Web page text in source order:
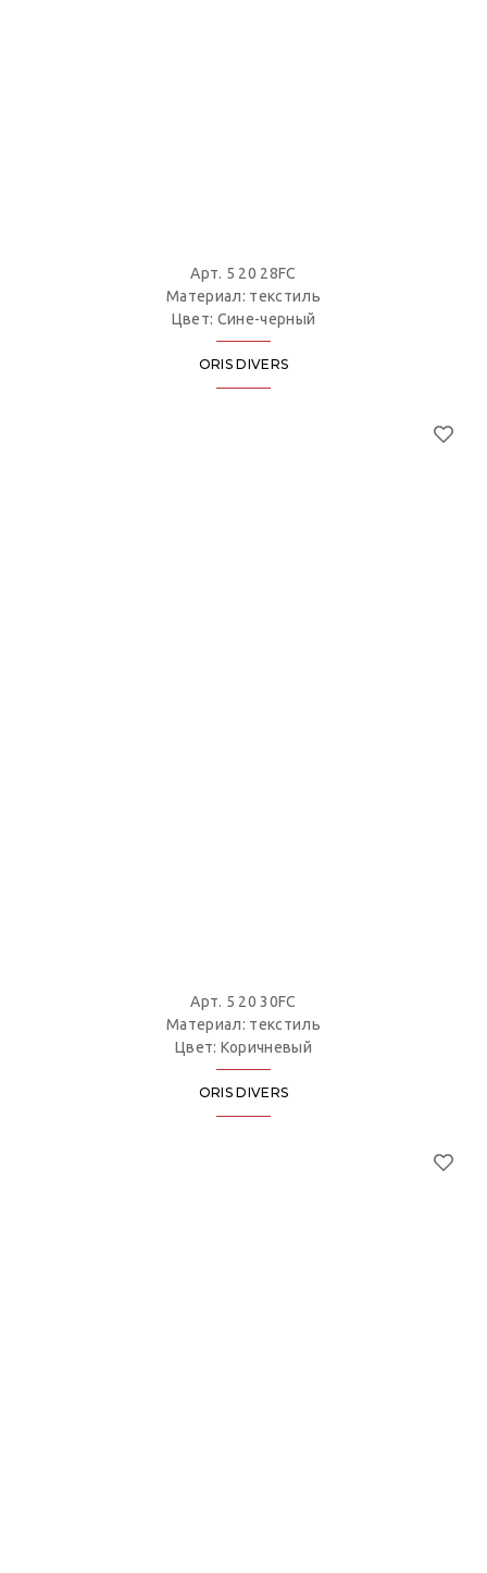
Арт. 5 20 28FC
Материал: текстиль
Цвет: Сине-черный
ORIS DIVERS
Арт. 5 20 30FC
Материал: текстиль
Цвет: Коричневый
ORIS DIVERS